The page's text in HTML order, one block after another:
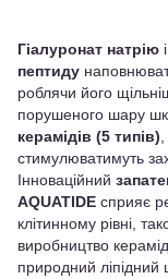
Гіалуронат натрію і
пептиду
роблячи його
порушеного шару
керамідів (5 типів)
стимулюватимуть
Інноваційний
AQUATIDE сприяє
клітинному рівні,
виробництво
природний